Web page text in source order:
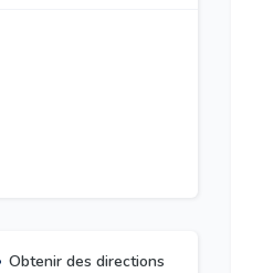
Obtenir des directions